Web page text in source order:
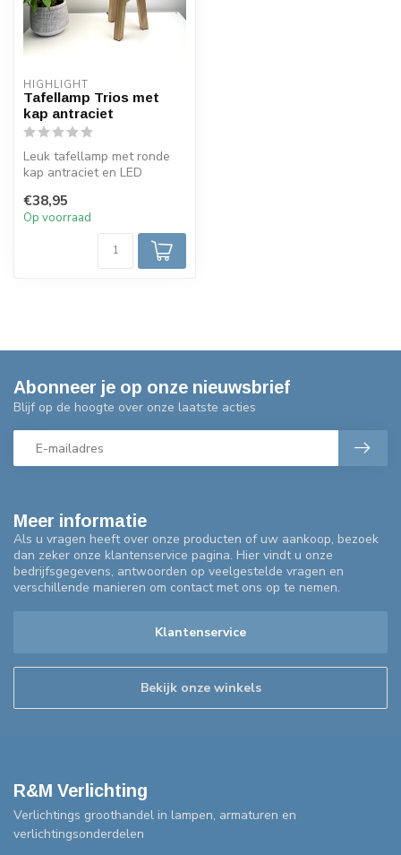
HIGHLIGHT
Tafellamp Trios met
kap antraciet
Leuk tafellamp met ronde
kap antraciet en LED
neer...
€38,95
Op voorraad
Meer informatie
Als u vragen heeft over onze producten of uw aankoop, bezoek
dan zeker onze klantenservice pagina. Hier vindt u onze
bedrijfsgegevens, antwoorden op veelgestelde vragen en
verschillende manieren om contact met ons op te nemen.
Klantenservice
Bekijk onze winkels
Abonneer je op onze nieuwsbrief
Blijf op de hoogte over onze laatste acties
R&M Verlichting
Verlichtings groothandel in lampen, armaturen en
verlichtingsonderdelen